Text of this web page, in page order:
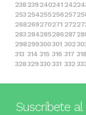
238239240241 242
253254255256257
268269270271 272
283284285286287
298299300301 302
313 314 315 316 317 318
328329330331 332
Suscríbete